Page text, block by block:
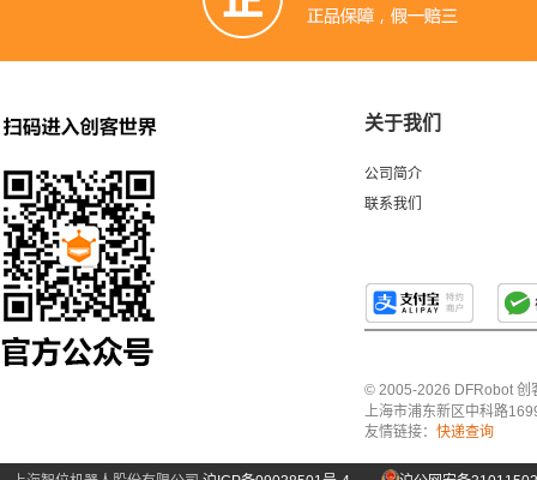
关于我们
公司简介
联系我们
© 2005-2026 DFRobot 创
上海市浦东新区中科路
友情链接： 快递查询